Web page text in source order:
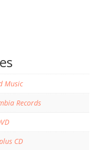
Music
Records
CD